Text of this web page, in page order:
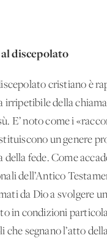
discepolato
cristiano è
irripetibile della
E’ noto come i
un genere
della fede. Come
dell’Antico
da Dio a svolgere
in condizioni
che segnano l’atto